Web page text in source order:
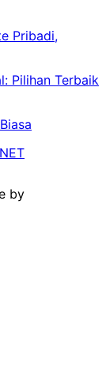
Pribadi,
Pilihan Terbaik
by